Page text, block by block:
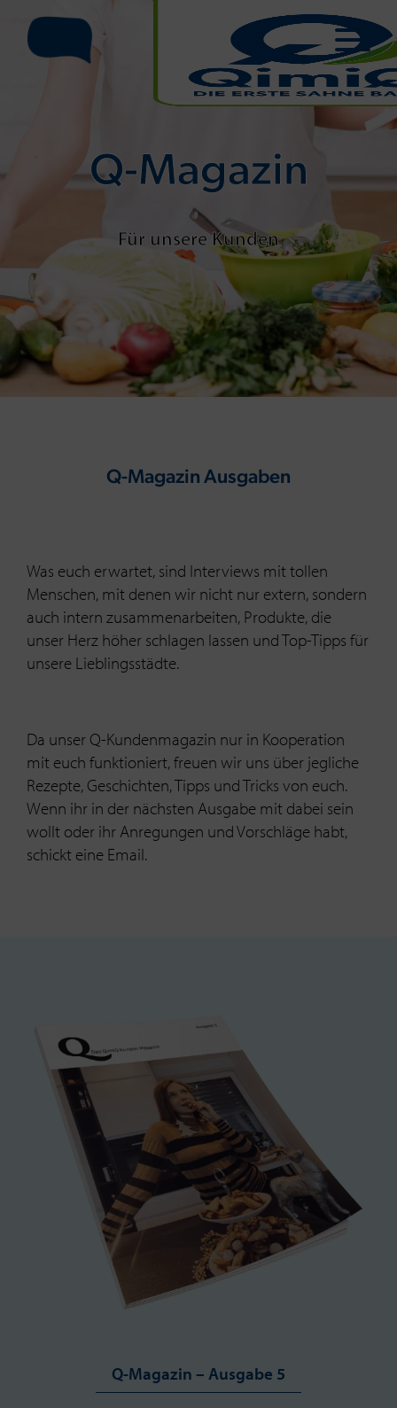
Q-Magazin
Für unsere Kunden
Q-Magazin Ausgaben
Was euch erwartet, sind Interviews mit tollen
Menschen, mit denen wir nicht nur extern, sondern
auch intern zusammenarbeiten, Produkte, die
unser Herz höher schlagen lassen und Top-Tipps für
unsere Lieblingsstädte.
Da unser Q-Kundenmagazin nur in Kooperation
mit euch funktioniert, freuen wir uns über jegliche
Rezepte, Geschichten, Tipps und Tricks von euch.
Wenn ihr in der nächsten Ausgabe mit dabei sein
wollt oder ihr Anregungen und Vorschläge habt,
schickt eine Email.
Q-Magazin – Ausgabe 5